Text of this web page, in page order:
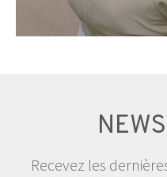
Recevez les